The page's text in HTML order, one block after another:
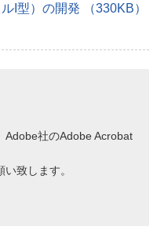
I型）の開発 （330KB）
Adobe社のAdobe Acrobat
致します。